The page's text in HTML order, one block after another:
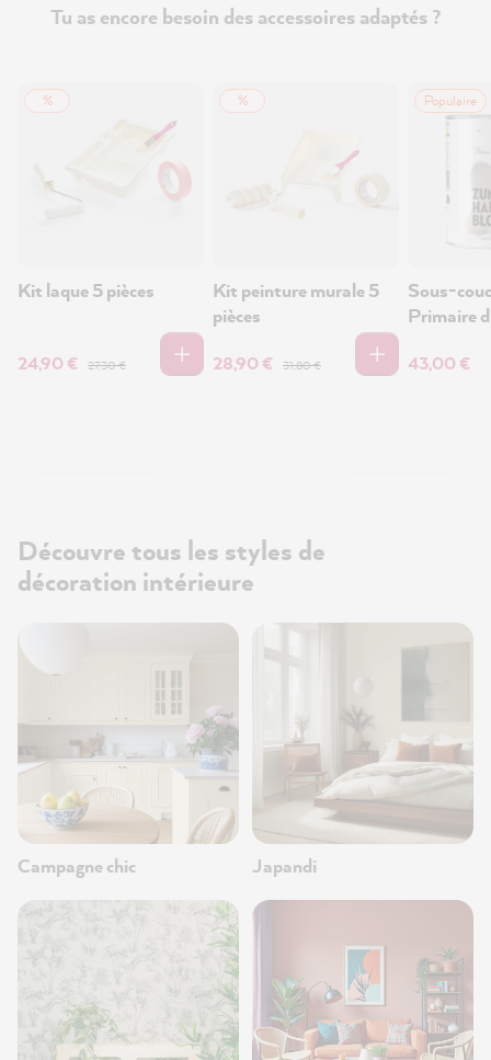
Tu as encore besoin des accessoires adaptés ?
%
Kit laque 5 pièces
24,90 € 27,30 €
%
Kit peinture murale 5
pièces
28,90 € 31,80 €
Populaire
Sous-
Primaire
43,00 €
Découvre tous les styles de
décoration intérieure
Campagne chic Japandi